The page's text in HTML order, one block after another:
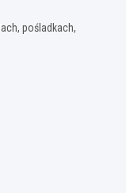
pośladkach,